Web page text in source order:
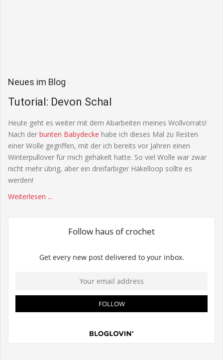
Neues im Blog
Tutorial: Devon Schal
Heute geht es weiter mit dem Abarbeiten meines Wollvorrats!
Nach der bunten Babydecke habe ich dieses Mal zu Resten
einer Wolle gegriffen, mit der ich bereits vor Jahren einen
Winterpullover für mich gehäkelt hatte. So viel Wolle war zwar
nicht mehr übrig, aber ein dreifarbiger Häkelloop sollte es
werden!
Weiterlesen ...